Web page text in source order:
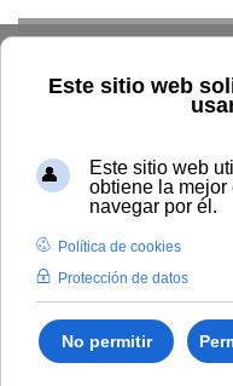
TIC G. Económica
Control Interno